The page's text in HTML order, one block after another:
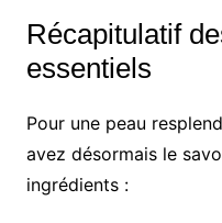
Récapitulatif
essentiels
Pour une peau
avez désormais le
ingrédients :